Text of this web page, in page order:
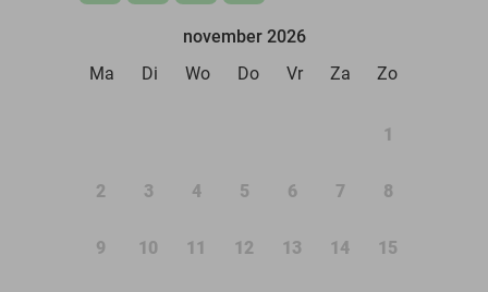
november 2026
Ma
Di Wo Do Vr Za Zo
1
2 3 4 5 6 7 8
9 10 11 12 13 14 15